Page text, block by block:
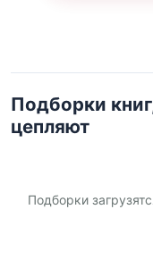
Подборки
цепляют
Подборки